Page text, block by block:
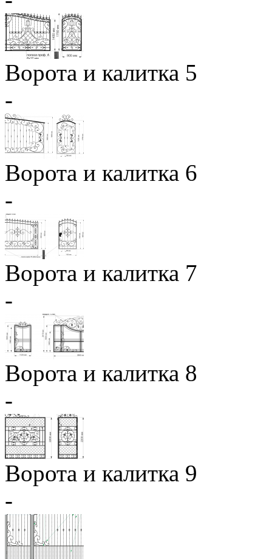
Ворота и калитка 5
-
Ворота и калитка 6
-
Ворота и калитка 7
-
Ворота и калитка 8
-
Ворота и калитка 9
-